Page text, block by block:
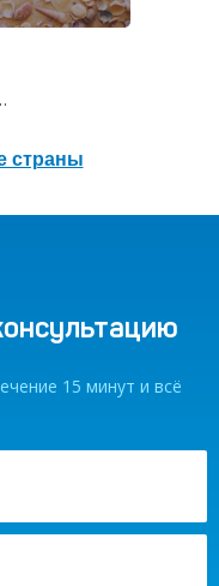
страны
15 минут и всё